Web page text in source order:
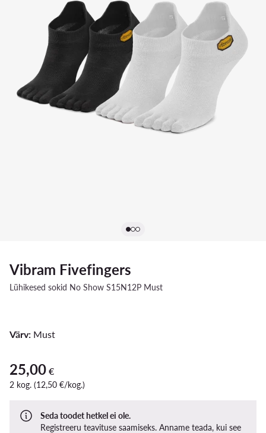
Vibram Fivefingers
Lühikesed sokid No Show S15N12P Must
Värv: Must
25,00 €
25,00 €
2 kog. (12,50 €/kog.)
Seda toodet hetkel ei ole.
Registreeru teavituse saamiseks. Anname teada, kui see